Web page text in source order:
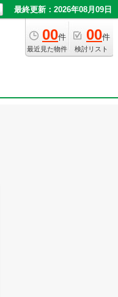
最終更新：2026年08月09日
00件
最近見た物件
00件
検討リスト